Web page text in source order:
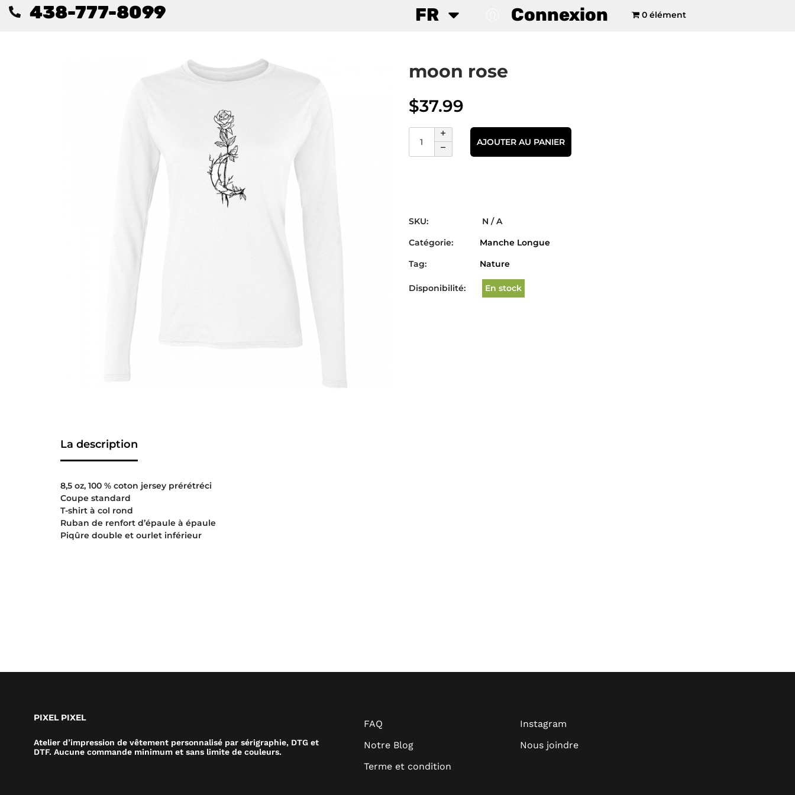
438-777-8099 FR Connexion 0 élément
moon rose
$37.99
AJOUTER AU PANIER
SKU:
N / A
Catégorie:
Manche Longue
Tag:
Nature
Disponibilité: En stock
La description
8,5 oz, 100 % coton jersey prérétréci
Coupe standard
T-shirt à col rond
Ruban de renfort d’épaule à épaule
Piqûre double et ourlet inférieur
PIXEL PIXEL
Atelier d’impression de vêtement personnalisé par sérigraphie, DTG et
DTF. Aucune commande minimum et sans limite de couleurs.
FAQ
Notre Blog
Terme et condition
Instagram
Nous joindre